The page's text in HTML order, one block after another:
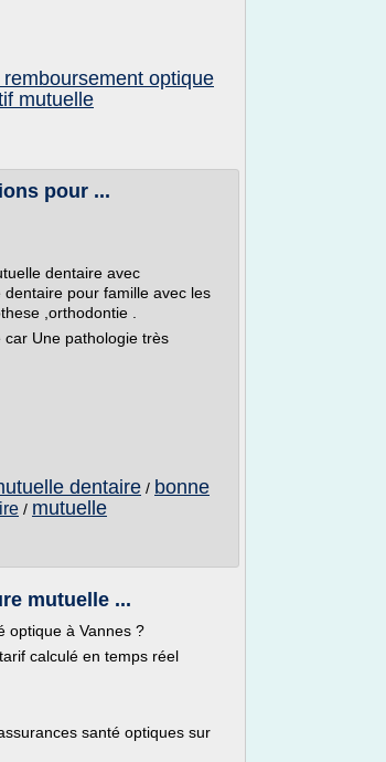
optique
mutuelle
pour ...
dentaire avec
pour famille avec les
,orthodontie .
Une pathologie très
dentaire / bonne
/ mutuelle
mutuelle ...
optique à Vannes ?
calculé en temps réel
santé optiques sur